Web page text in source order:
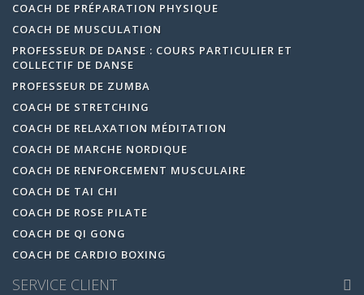
COACH DE PRÉPARATION PHYSIQUE
COACH DE MUSCULATION
PROFESSEUR DE DANSE : COURS PARTICULIER ET
COLLECTIF DE DANSE
PROFESSEUR DE ZUMBA
COACH DE STRETCHING
COACH DE RELAXATION MÉDITATION
COACH DE MARCHE NORDIQUE
COACH DE RENFORCEMENT MUSCULAIRE
COACH DE TAI CHI
COACH DE ROSE PILATE
COACH DE QI GONG
COACH DE CARDIO BOXING
SERVICE CLIENT